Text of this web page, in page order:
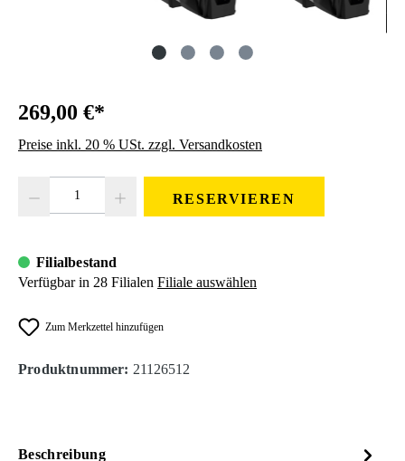
269,00 €*
Preise inkl. 20 % USt. zzgl. Versandkosten
RESERVIEREN
Filialbestand
Verfügbar in 28 Filialen Filiale auswählen
Zum Merkzettel hinzufügen
Produktnummer: 21126512
Beschreibung